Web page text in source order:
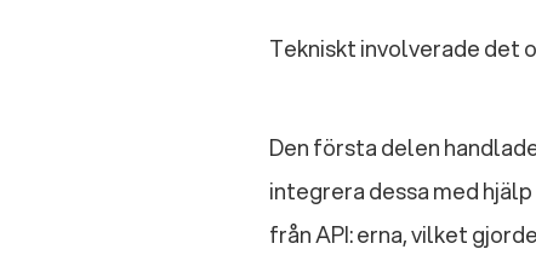
Tekniskt involverade det
Den första delen
integrera dessa med
från API: erna, vilket